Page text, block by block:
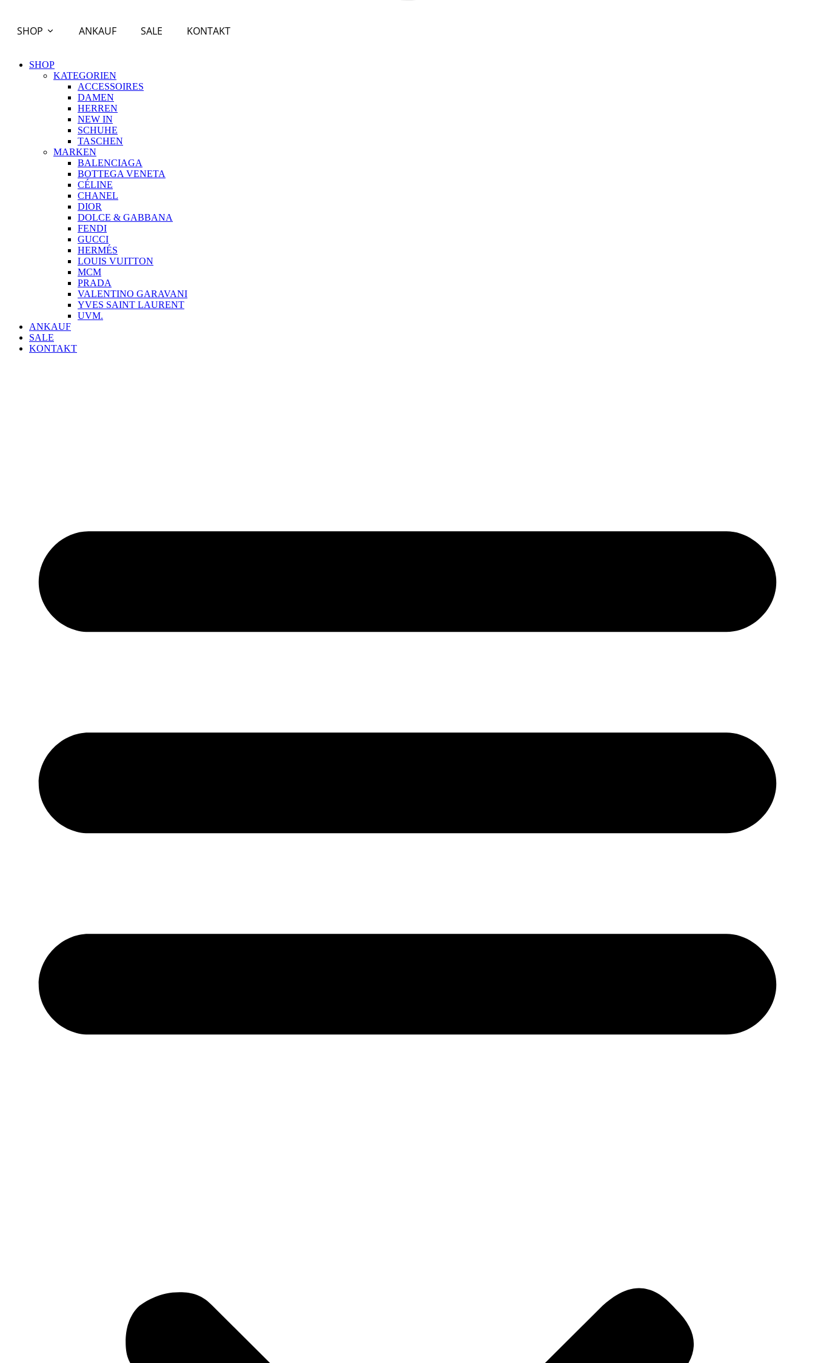
SHOP ANKAUF SALE KONTAKT
SHOP
KATEGORIEN
ACCESSOIRES
DAMEN
HERREN
NEW IN
SCHUHE
TASCHEN
MARKEN
BALENCIAGA
BOTTEGA VENETA
CÉLINE
CHANEL
DIOR
DOLCE & GABBANA
FENDI
GUCCI
HERMÉS
LOUIS VUITTON
MCM
PRADA
VALENTINO GARAVANI
YVES SAINT LAURENT
UVM.
ANKAUF
SALE
KONTAKT